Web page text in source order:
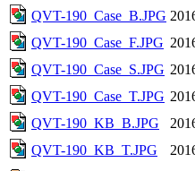
QVT-190_Case_B.JPG
QVT-190_Case_F.JPG
QVT-190_Case_S.JPG
QVT-190_Case_T.JPG
QVT-190_KB_B.JPG
QVT-190_KB_T.JPG